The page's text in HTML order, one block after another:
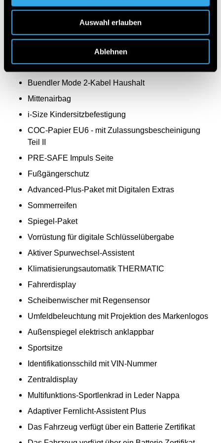
Auswahl erlauben
Ablehnen
Sitzlehnen im Fond klappbar
Fingerabdrucksensor
Wärmedämmend dunkel getöntes Glas
Buendler Mode 2-Kabel Haushalt
Mittenairbag
i-Size Kindersitzbefestigung
COC-Papier EU6 - mit Zulassungsbescheinigung
Teil II
PRE-SAFE Impuls Seite
Fußgängerschutz
Advanced-Plus-Paket mit Digitalen Extras
Sommerreifen
Spiegel-Paket
Vorrüstung für digitale Schlüsselübergabe
Aktiver Spurwechsel-Assistent
Klimatisierungsautomatik THERMATIC
Fahrerdisplay
Scheibenwischer mit Regensensor
Umfeldbeleuchtung mit Projektion des Markenlogos
Außenspiegel elektrisch anklappbar
Sportsitze
Identifikationsschild mit VIN-Nummer
Zentraldisplay
Multifunktions-Sportlenkrad in Leder Nappa
Adaptiver Fernlicht-Assistent Plus
Das Fahrzeug verfügt über ein Batterie Zertifikat